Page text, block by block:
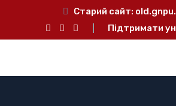
Старий сайт:
Підтримати